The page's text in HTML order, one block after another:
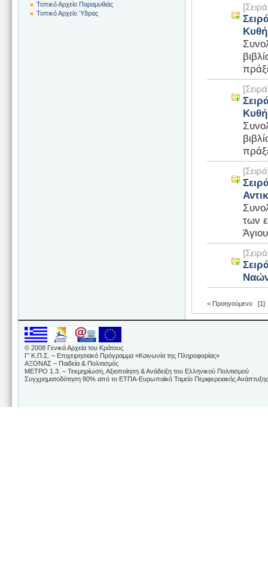
των
< Προηγούμενο [1]
Τοπικό Αρχείο Παραμυθιάς
Τοπικό Αρχείο Ύδρας
© 2008 Γενικά Αρχεία του Κράτους
Γ' Κ.Π.Σ. – Επιχειρησιακό Πρόγραμμα «Κοινωνία της Πληροφορίας»
ΑΞΟΝΑΣ – Παιδεία & Πολιτισμός
ΜΕΤΡΟ 1.3. – Τεκμηρίωση, Αξιοποίηση & Ανάδειξη του Ελληνικού Πολιτισμού
Συγχρηματοδότηση 80% από το ΕΤΠΑ-Ευρωπαϊκό Ταμείο Περιφερειακής